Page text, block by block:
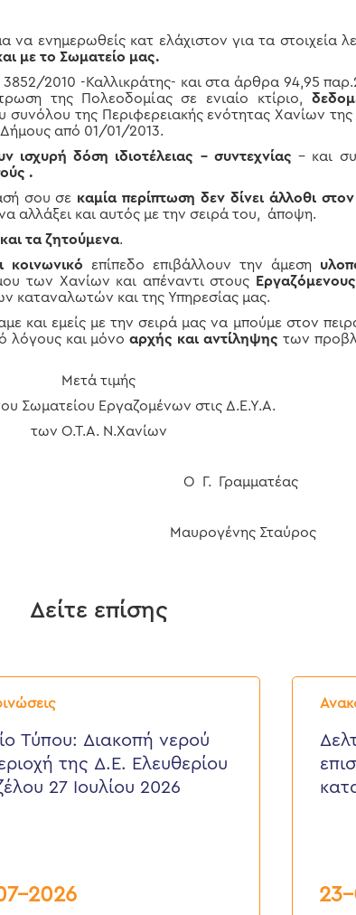
να ενημερωθείς κατ ελάχιστον για τα στοιχεία
με το Σωματείο μας.
2010 -Καλλικράτης- και στα άρθρα 94,95
της Πολεοδομίας σε ενιαίο κτίριο,
συνόλου της Περιφερειακής ενότητας Χανίων
από 01/01/2013.
ισχυρή δόση ιδιοτέλειας – συντεχνίας – και
.
σου σε καμία περίπτωση δεν δίνει άλλοθι
αλλάξει και αυτός με την σειρά του, άποψη.
τα ζητούμενα.
κοινωνικό επίπεδο επιβάλλουν την άμεση
των Χανίων και απέναντι στους
καταναλωτών και της Υπηρεσίας μας.
και εμείς με την σειρά μας να μπούμε στον
λόγους και μόνοαρχής και αντίληψης των
Μετά τιμής
Σωματείου Εργαζομένων στις Δ.Ε.Υ.Α.
των Ο.Τ.Α. Ν.Χανίων
Ο Γ. Γραμματέας
Μαυρογένης Σταύρος
Δείτε επίσης
Τύπου: Διακοπή νερού
της Δ.Ε. Ελευθερίου
27 Ιουλίου 2026
2026
Δελτίο
Τύπου:
επιστολή
προς
τους